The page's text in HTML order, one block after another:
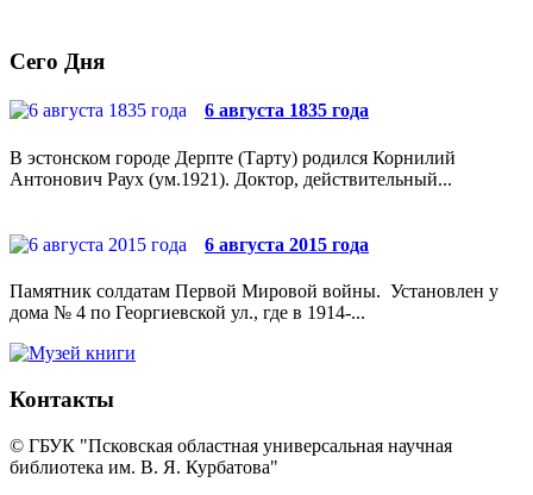
Сего Дня
6 августа 1835 года
В эстонском городе Дерпте (Тарту) родился Корнилий
Антонович Раух (ум.1921). Доктор, действительный...
6 августа 2015 года
Памятник солдатам Первой Мировой войны. Установлен у
дома № 4 по Георгиевской ул., где в 1914-...
Контакты
© ГБУК "Псковская областная универсальная научная
библиотека им. В. Я. Курбатова"